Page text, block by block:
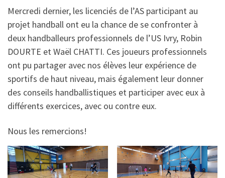
Mercredi dernier, les licenciés de l’AS participant au
projet handball ont eu la chance de se confronter à
deux handballeurs professionnels de l’US Ivry, Robin
DOURTE et Waël CHATTI. Ces joueurs professionnels
ont pu partager avec nos élèves leur expérience de
sportifs de haut niveau, mais également leur donner
des conseils handballistiques et participer avec eux à
différents exercices, avec ou contre eux.
Nous les remercions!